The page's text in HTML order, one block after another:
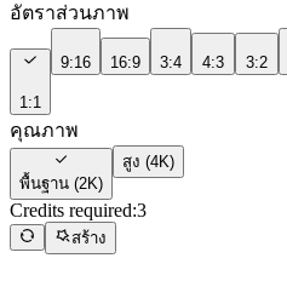
อัตราส่วนภาพ
1:1
9:16 16:9 3:4 4:3 3:2
คุณภาพ
พื้นฐาน (2K)
สูง (4K)
Credits required:3
สร้าง